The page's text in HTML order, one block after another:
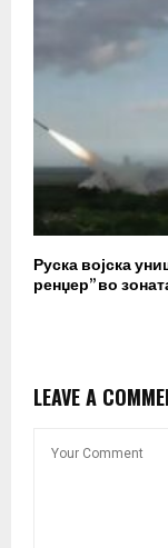
Руска војска
ренџер” во
LEAVE A